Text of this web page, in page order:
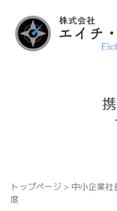
トップページ > 中小企業社
度